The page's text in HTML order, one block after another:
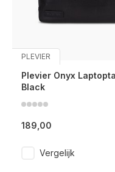
PLEVIER
Plevier Onyx
Black
189,00
Vergelijk